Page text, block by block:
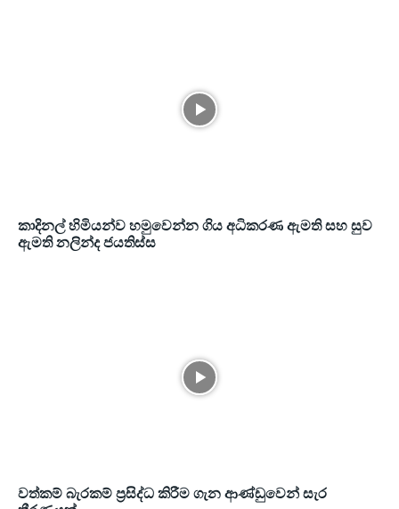
කාදිනල් හිමියන්ව හමුවෙන්න ගිය අධිකරණ ඇමති සහ සුව
ඇමති නලින්ද ජයතිස්ස
වත්කම් බැරකම් ප්‍රසිද්ධ කිරීම ගැන ආණ්ඩුවෙන් සැර